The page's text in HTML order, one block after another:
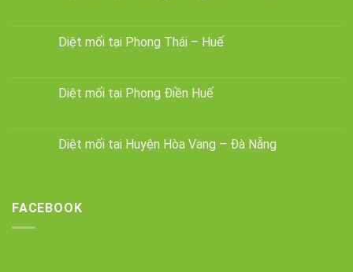
Diệt mối tại Phong Thái – Huế
Diệt mối tại Phong Điền Huế
Diệt mối tại Huyện Hòa Vang – Đà Nẵng
FACEBOOK